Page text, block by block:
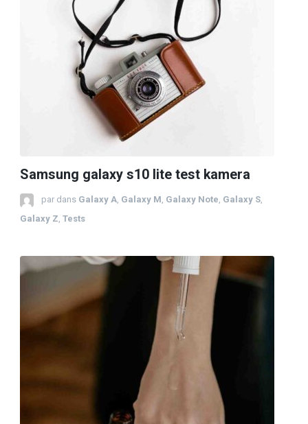
Samsung galaxy s10 lite test kamera
par dans Galaxy A, Galaxy M, Galaxy Note, Galaxy S,
Galaxy Z, Tests